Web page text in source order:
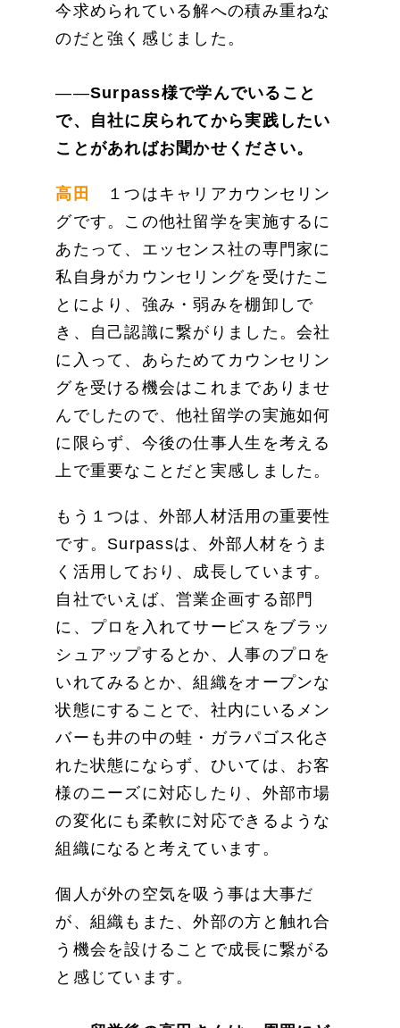
今求められている解への積み重ねな
のだと強く感じました。
――Surpass様で学んでいること
で、自社に戻られてから実践したい
ことがあればお聞かせください。
高田
１つはキャリアカウンセリン
グです。この他社留学を実施するに
あたって、エッセンス社の専門家に
私自身がカウンセリングを受けたこ
とにより、強み・弱みを棚卸しで
き、自己認識に繋がりました。会社
に入って、あらためてカウンセリン
グを受ける機会はこれまでありませ
んでしたので、他社留学の実施如何
に限らず、今後の仕事人生を考える
上で重要なことだと実感しました。
もう１つは、外部人材活用の重要性
です。Surpassは、外部人材をうま
く活用しており、成長しています。
自社でいえば、営業企画する部門
に、プロを入れてサービスをブラッ
シュアップするとか、人事のプロを
いれてみるとか、組織をオープンな
状態にすることで、社内にいるメン
バーも井の中の蛙・ガラパゴス化さ
れた状態にならず、ひいては、お客
様のニーズに対応したり、外部市場
の変化にも柔軟に対応できるような
組織になると考えています。
個人が外の空気を吸う事は大事だ
が、組織もまた、外部の方と触れ合
う機会を設けることで成長に繋がる
と感じています。